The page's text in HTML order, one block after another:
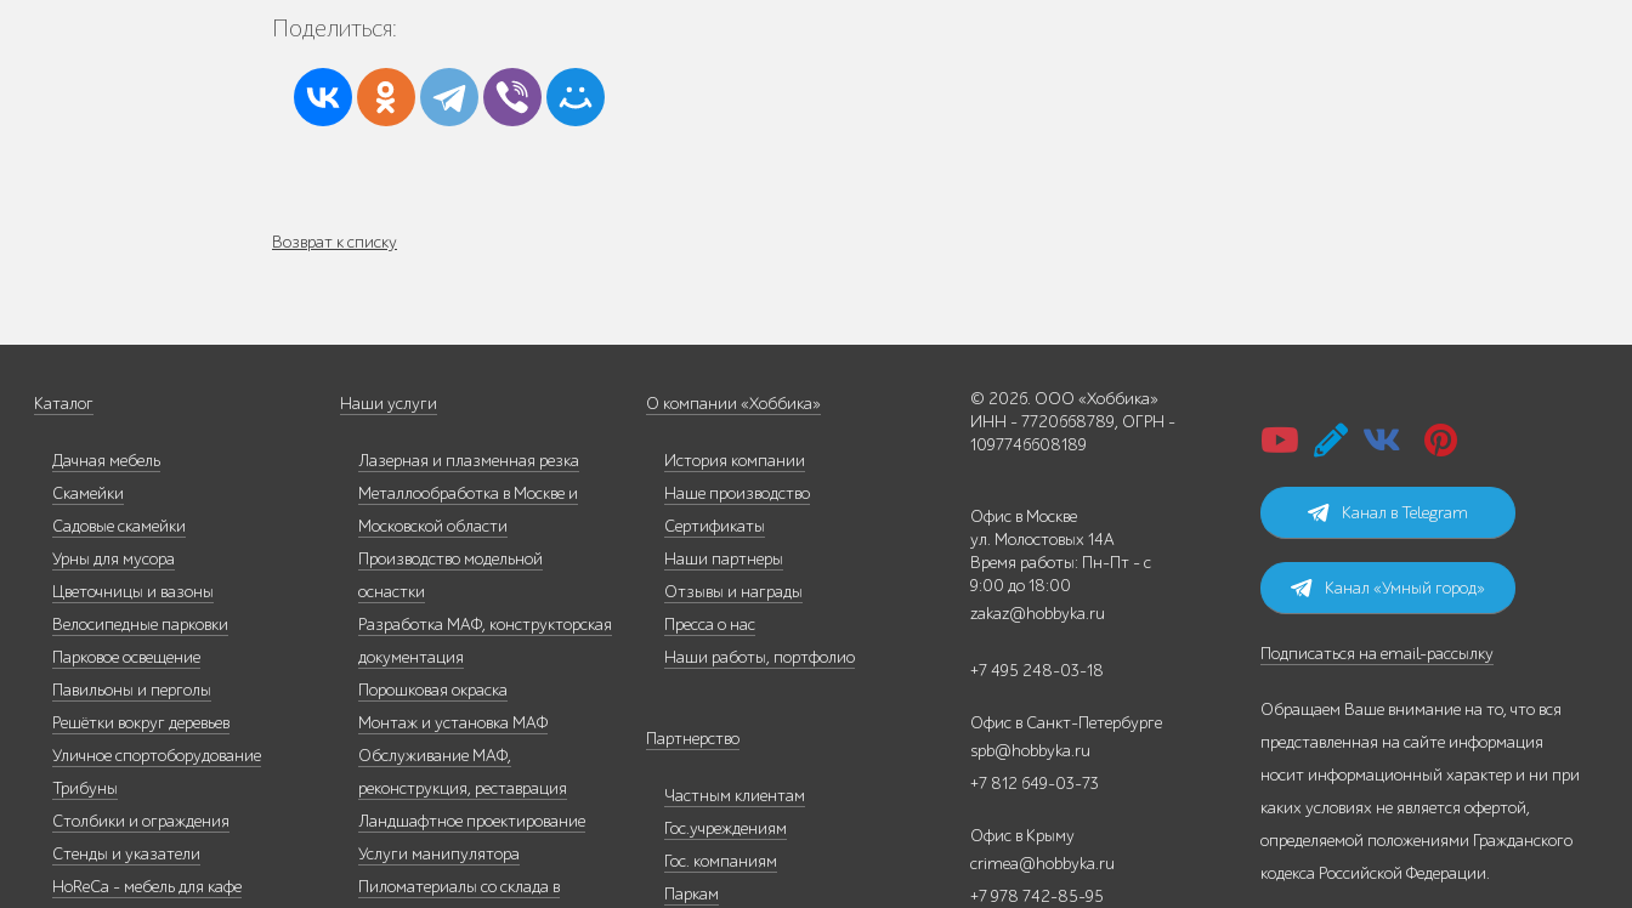
Столбики и
ограждения
и указатели
Мебель для кафе
и ресторанов
"HoReCa"
Поделиться:
Возврат к списку
Каталог
Дачная мебель
Скамейки
Садовые скамейки
Урны для мусора
Цветочницы и вазоны
Велосипедные парковки
Парковое освещение
Павильоны и перголы
Решётки вокруг деревьев
Уличное спортоборудование
Трибуны
Столбики и ограждения
Стенды и указатели
HoReCa - мебель для кафе
Наши услуги
Лазерная и плазменная резка
Металлообработка в Москве и
Московской области
Производство модельной
оснастки
Разработка МАФ, конструкторская
документация
Порошковая окраска
Монтаж и установка МАФ
Обслуживание МАФ,
реконструкция, реставрация
Ландшафтное проектирование
Услуги манипулятора
Пиломатериалы со склада в
О компании «Хоббика»
История компании
Наше производство
Сертификаты
Наши партнеры
Отзывы и награды
Пресса о нас
Наши работы, портфолио
Партнерство
Частным клиентам
Гос.учреждениям
Гос. компаниям
Паркам
© 2026. ООО «Хоббика»
ИНН - 7720668789, ОГРН -
1097746608189
Офис в Москве
ул. Молостовых 14А
Время работы: Пн-Пт - с
9:00 до 18:00
zakaz@hobbyka.ru
+7 495 248-03-18
Офис в Санкт-Петербурге
spb@hobbyka.ru
+7 812 649-03-73
Офис в Крыму
crimea@hobbyka.ru
+7 978 742-85-95
Канал в Telegram
Канал «Умный город»
Подписаться на email-рассылку
Обращаем Ваше внимание на то, что вся
представленная на сайте информация
носит информационный характер и ни при
каких условиях не является офертой,
определяемой положениями Гражданского
кодекса Российской Федерации.